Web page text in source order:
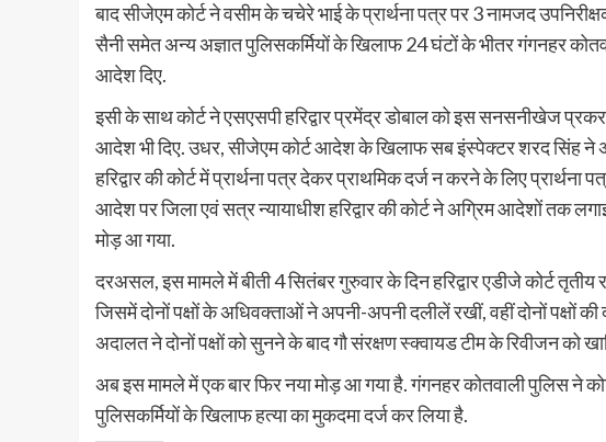
बाद सीजेएम कोर्ट ने वसीम के चचेरे भाई के प्रार्थना पत्र पर 3 नामजद
सैनी समेत अन्य अज्ञात पुलिसकर्मियों के खिलाफ 24 घंटों के भीतर गंगनहर
आदेश दिए.
इसी के साथ कोर्ट ने एसएसपी हरिद्वार प्रमेंद्र डोबाल को इस सनसनीखेज
आदेश भी दिए. उधर, सीजेएम कोर्ट आदेश के खिलाफ सब इंस्पेक्टर शरद सिंह ने
हरिद्वार की कोर्ट में प्रार्थना पत्र देकर प्राथमिक दर्ज न करने के लिए
आदेश पर जिला एवं सत्र न्यायाधीश हरिद्वार की कोर्ट ने अग्रिम आदेशों तक
मोड़ आ गया.
दरअसल, इस मामले में बीती 4 सितंबर गुरुवार के दिन हरिद्वार एडीजे कोर्ट
जिसमें दोनों पक्षों के अधिवक्ताओं ने अपनी-अपनी दलीलें रखीं, वहीं दोनों पक्षों
अदालत ने दोनों पक्षों को सुनने के बाद गौ संरक्षण स्क्वायड टीम के रिवीजन को
अब इस मामले में एक बार फिर नया मोड़ आ गया है. गंगनहर कोतवाली पुलिस ने
पुलिसकर्मियों के खिलाफ हत्या का मुकदमा दर्ज कर लिया है.